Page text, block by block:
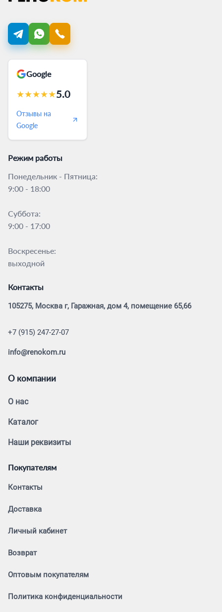
Google
★★★★★5.0
Отзывы на
Google
Режим работы
Понедельник - Пятница:
9:00 - 18:00
Суббота:
9:00 - 17:00
Воскресенье:
выходной
Контакты
105275, Москва г, Гаражная, дом 4, помещение 65,66
+7 (915) 247-27-07
info@renokom.ru
О компании
О нас
Каталог
Наши реквизиты
Покупателям
Контакты
Доставка
Личный кабинет
Возврат
Оптовым покупателям
Политика конфиденциальности